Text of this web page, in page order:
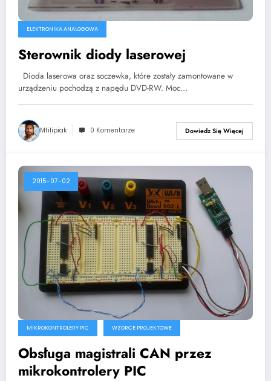
ELEKTRONIKA ANALOGOWA
Sterownik diody laserowej
Dioda laserowa oraz soczewka, które zostały zamontowane w
urządzeniu pochodzą z napędu DVD-RW. Moc…
Mfilipiak 0 Komentarze Dowiedz Się Więcej
2015-07-02
MIKROKONTROLERY PIC WZORCE PROJEKTOWE
Obsługa magistrali CAN przez
mikrokontrolery PIC